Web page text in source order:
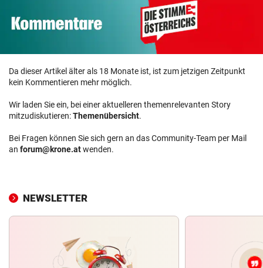
Da dieser Artikel älter als 18 Monate ist, ist zum jetzigen Zeitpunkt
kein Kommentieren mehr möglich.
Wir laden Sie ein, bei einer aktuelleren themenrelevanten Story
mitzudiskutieren:Themenübersicht.
Bei Fragen können Sie sich gern an das Community-Team per Mail
an forum@krone.atwenden.
NEWSLETTER